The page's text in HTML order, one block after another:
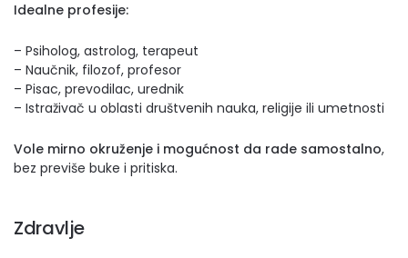
Idealne profesije:
– Psiholog, astrolog, terapeut
– Naučnik, filozof, profesor
– Pisac, prevodilac, urednik
– Istraživač u oblasti društvenih nauka, religije ili umetnosti
Vole mirno okruženje i mogućnost da rade samostalno,
bez previše buke i pritiska.
Zdravlje